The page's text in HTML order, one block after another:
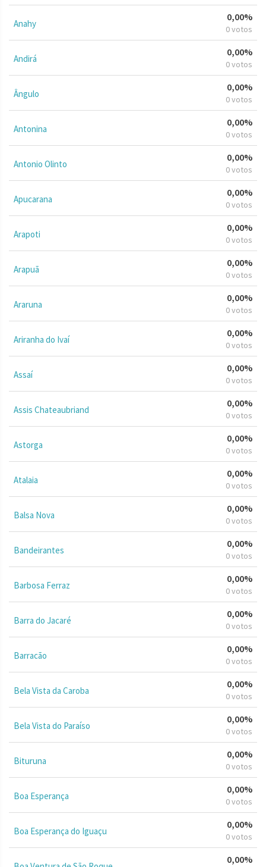
Anahy
0,00%
0 votos
Andirá
0,00%
0 votos
Ângulo
0,00%
0 votos
Antonina
0,00%
0 votos
Antonio Olinto
0,00%
0 votos
Apucarana
0,00%
0 votos
Arapoti
0,00%
0 votos
Arapuã
0,00%
0 votos
Araruna
0,00%
0 votos
Ariranha do Ivaí
0,00%
0 votos
Assaí
0,00%
0 votos
Assis Chateaubriand
0,00%
0 votos
Astorga
0,00%
0 votos
Atalaia
0,00%
0 votos
Balsa Nova
0,00%
0 votos
Bandeirantes
0,00%
0 votos
Barbosa Ferraz
0,00%
0 votos
Barra do Jacaré
0,00%
0 votos
Barracão
0,00%
0 votos
Bela Vista da Caroba
0,00%
0 votos
Bela Vista do Paraíso
0,00%
0 votos
Bituruna
0,00%
0 votos
Boa Esperança
0,00%
0 votos
Boa Esperança do Iguaçu
0,00%
0 votos
0,00%